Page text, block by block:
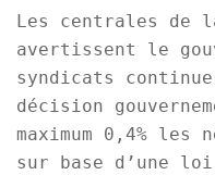
Les centrales de
avertissent le
syndicats
décision
maximum 0,4%
sur base d’une